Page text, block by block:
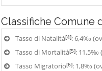
Classifiche Comune
Tasso di Natalità[4]: 6,4‰
Tasso di Mortalità[5]: 11,5‰
Tasso Migratorio[6]: 1,8‰